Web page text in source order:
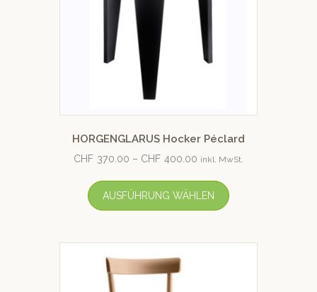
HORGENGLARUS Hocker Péclard
CHF 370.00 – CHF 400.00 inkl. MwSt.
AUSFÜHRUNG WÄHLEN